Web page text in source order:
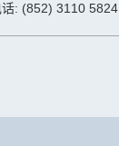
话: (852) 3110 5824